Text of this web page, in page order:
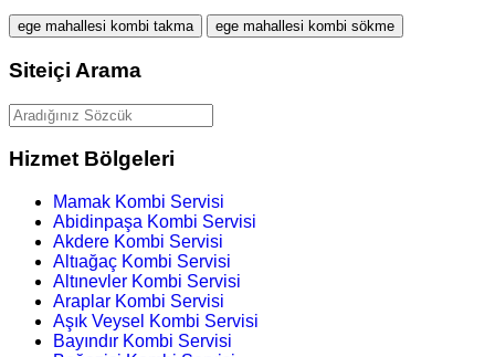
ege mahallesi kombi takma ege mahallesi kombi sökme
Siteiçi Arama
Hizmet Bölgeleri
Mamak Kombi Servisi
Abidinpaşa Kombi Servisi
Akdere Kombi Servisi
Altıağaç Kombi Servisi
Altınevler Kombi Servisi
Araplar Kombi Servisi
Aşık Veysel Kombi Servisi
Bayındır Kombi Servisi